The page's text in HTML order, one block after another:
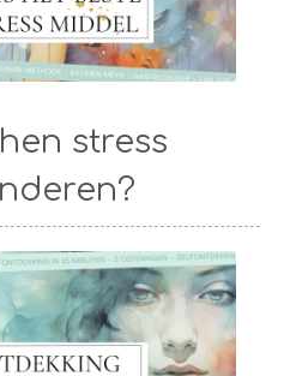
stress